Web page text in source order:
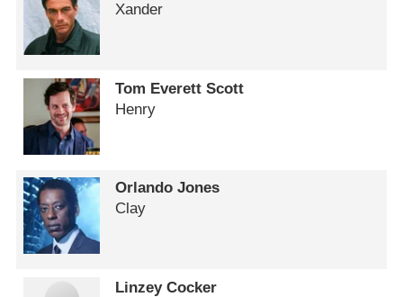
Xander
Tom Everett Scott
Henry
Orlando Jones
Clay
Linzey Cocker